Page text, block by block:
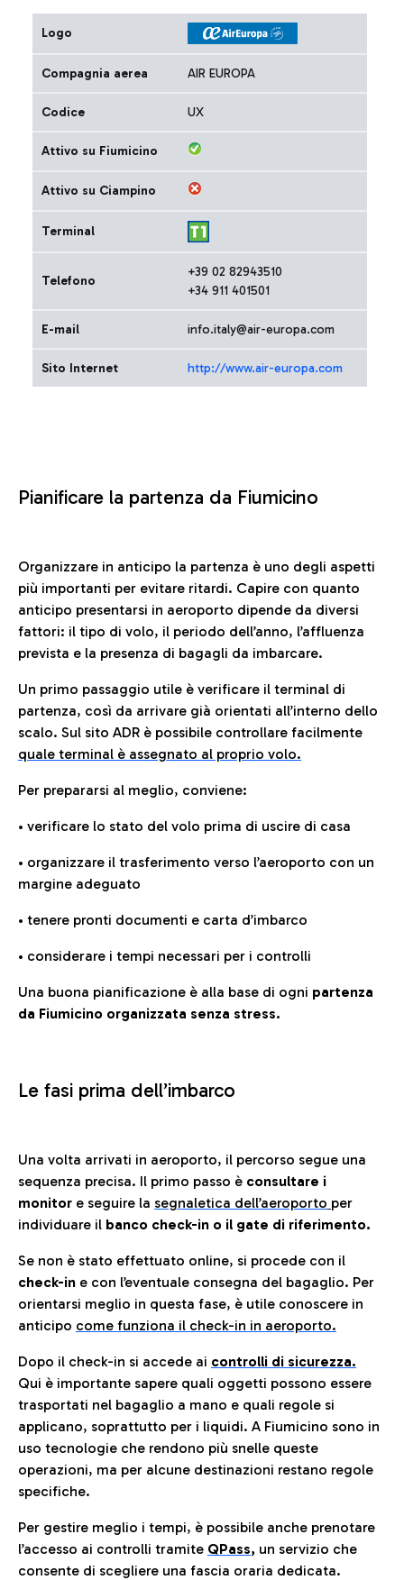
Logo
Compagnia aerea AIR EUROPA
Codice UX
Attivo su Fiumicino
Attivo su Ciampino
Terminal
Telefono
+39 02 82943510
+34 911 401501
E-mail info.italy@air-europa.com
Sito Internet http://www.air-europa.com
Pianificare la partenza da Fiumicino
Organizzare in anticipo la partenza è uno degli aspetti
più importanti per evitare ritardi. Capire con quanto
anticipo presentarsi in aeroporto dipende da diversi
fattori: il tipo di volo, il periodo dell’anno, l’affluenza
prevista e la presenza di bagagli da imbarcare.
Un primo passaggio utile è verificare il terminal di
partenza, così da arrivare già orientati all’interno dello
scalo. Sul sito ADR è possibile controllare facilmente
quale terminal è assegnato al proprio volo.
Per prepararsi al meglio, conviene:
• verificare lo stato del volo prima di uscire di casa
• organizzare il trasferimento verso l’aeroporto con un
margine adeguato
• tenere pronti documenti e carta d’imbarco
• considerare i tempi necessari per i controlli
Una buona pianificazione è alla base di ogni partenza
da Fiumicino organizzata senza stress.
Le fasi prima dell’imbarco
Una volta arrivati in aeroporto, il percorso segue una
sequenza precisa. Il primo passo è consultare i
monitor e seguire la segnaletica dell’aeroporto per
individuare il banco check-in o il gate di riferimento.
Se non è stato effettuato online, si procede con il
check-in e con l’eventuale consegna del bagaglio. Per
orientarsi meglio in questa fase, è utile conoscere in
anticipo come funziona il check-in in aeroporto.
Dopo il check-in si accede ai controlli di sicurezza.
Qui è importante sapere quali oggetti possono essere
trasportati nel bagaglio a mano e quali regole si
applicano, soprattutto per i liquidi. A Fiumicino sono in
uso tecnologie che rendono più snelle queste
operazioni, ma per alcune destinazioni restano regole
specifiche.
Per gestire meglio i tempi, è possibile anche prenotare
l’accesso ai controlli tramite QPass, un servizio che
consente di scegliere una fascia oraria dedicata.